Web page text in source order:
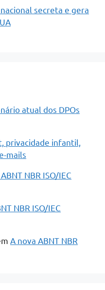
secreta e gera
atual dos DPOs
privacidade infantil,
mails
NBR ISO/IEC
NBR ISO/IEC
A nova ABNT NBR